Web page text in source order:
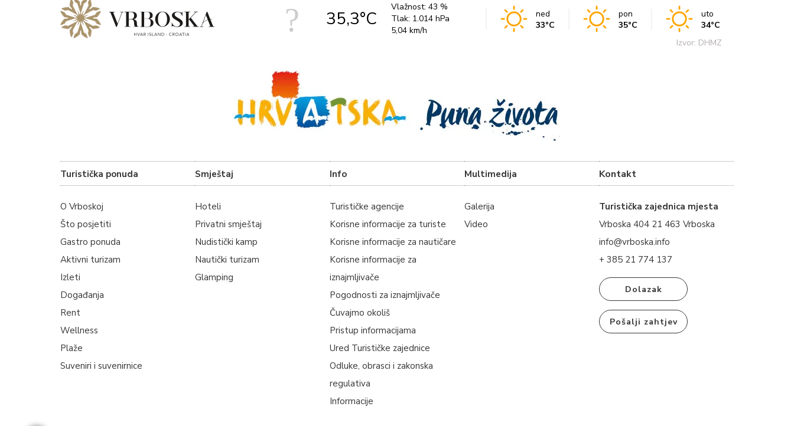
35,3°C
Vlažnost: 43 %
Tlak: 1.014 hPa
5,04 km/h
ned
33°C
pon
35°C
uto
34°C
Izvor: DHMZ
Turistička ponuda
O Vrboskoj
Što posjetiti
Gastro ponuda
Aktivni turizam
Izleti
Događanja
Rent
Wellness
Plaže
Suveniri i suvenirnice
Smještaj
Hoteli
Privatni smještaj
Nudistički kamp
Nautički turizam
Glamping
Info
Turističke agencije
Korisne informacije za turiste
Korisne informacije za nautičare
Korisne informacije za
iznajmljivače
Pogodnosti za iznajmljivače
Čuvajmo okoliš
Pristup informacijama
Ured Turističke zajednice
Odluke, obrasci i zakonska
regulativa
Informacije
Multimedija
Galerija
Video
Kontakt
Turistička zajednica mjesta
Vrboska 404 21 463 Vrboska
info@vrboska.info
+ 385 21 774 137
Dolazak
Pošalji zahtjev